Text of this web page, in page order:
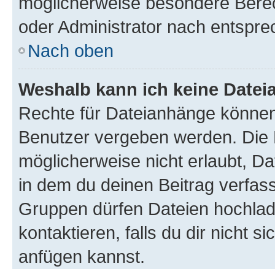
oder Administrator nach
Nach oben
Weshalb kann ich keine
Rechte für Dateianhänge
Benutzer vergeben werden.
möglicherweise nicht erlaubt,
in dem du deinen Beitrag
Gruppen dürfen Dateien
kontaktieren, falls du dir nicht
anfügen kannst.